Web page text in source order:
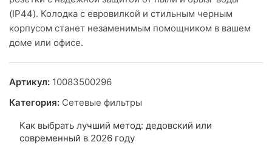
(IP44). Колодка с евровилкой и стильным черным
корпусом станет незаменимым помощником в вашем
доме или офисе.
Артикул: 10083500296
Категория: Сетевые фильтры
Как выбрать лучший метод: дедовский или
современный в 2026 году